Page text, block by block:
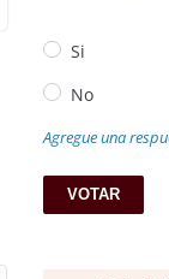
Si
No
Agregue una